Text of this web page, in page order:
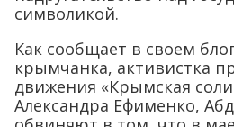
символикой.
Как сообщает в своем
крымчанка, активистка
движения «Крымская
Александра Ефименко,